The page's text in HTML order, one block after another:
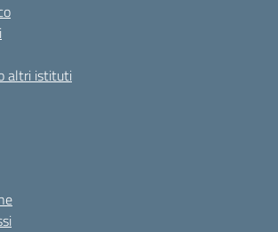
altri istituti